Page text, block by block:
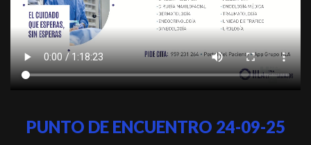
PUNTO DE ENCUENTRO 24-09-25